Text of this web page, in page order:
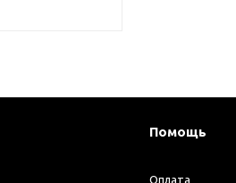
Помощь
Оплата